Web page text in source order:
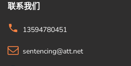
联系我们
13594780451
sentencing@att.net